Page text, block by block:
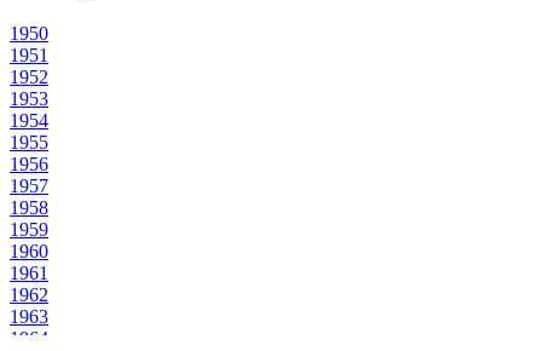
1950
1951
1952
1953
1954
1955
1956
1957
1958
1959
1960
1961
1962
1963
1964